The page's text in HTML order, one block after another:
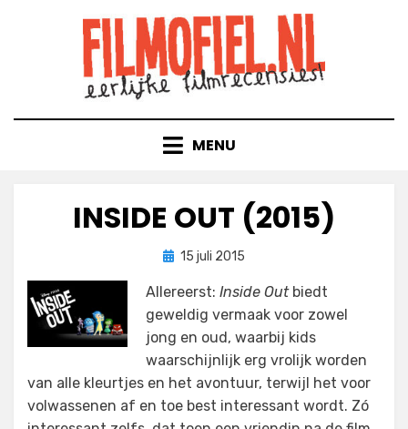
MENU
INSIDE OUT (2015)
door Filmofiel.nl
Geplaatst
15 juli 2015
Allereerst: Inside Outbiedt
geweldig vermaak voor zowel
jong en oud, waarbij kids
waarschijnlijk erg vrolijk worden
van alle kleurtjes en het avontuur, terwijl het voor
volwassenen af en toe best interessant wordt. Zó